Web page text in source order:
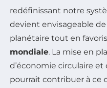
redéfinissant notre
devient envisageable
planétaire tout en
mondiale. La mise en
d’économie circulaire
pourrait contribuer à ce